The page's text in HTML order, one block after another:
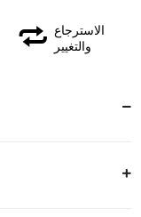
الاسترجاع
والتغيير